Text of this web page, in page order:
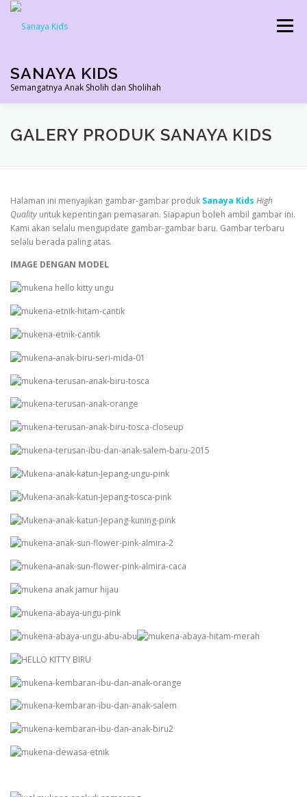
Skip
content
SANAYA KIDS
Semangatnya Anak Sholih dan Sholihah
Menu
HOME KONTAK TENTANG KAMI
PELUANG USAHA TESTIMONI 2022
GALERY PRODUK SANAYA KIDS
Halaman ini menyajikan gambar-gambar produk Sanaya Kids High
Quality untuk kepentingan pemasaran. Siapapun boleh ambil gambar ini.
Kami akan selalu mengupdate gambar-gambar baru. Gambar terbaru
selalu berada paling atas.
IMAGE DENGAN MODEL